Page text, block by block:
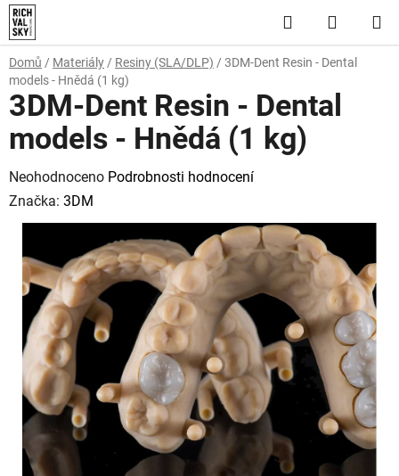
Přejít
na
obsah
Hledat
KOŠÍK
Domů / Materiály / Resiny (SLA/DLP) / 3DM-Dent Resin - Dental
models - Hnědá (1 kg)
3DM-Dent Resin - Dental
models - Hnědá (1 kg)
Průměrné
hodnocení
produktu
0,0
hvězdiček.
Neohodnoceno Podrobnosti hodnocení
Značka: 3DM